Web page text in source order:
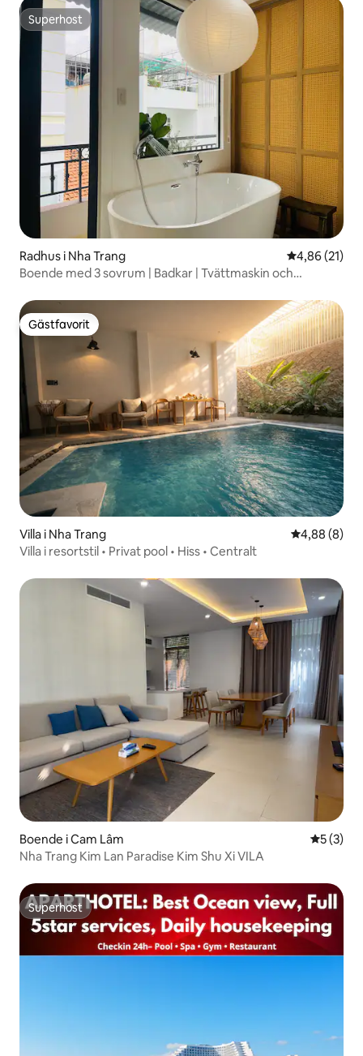
Superhost
Superhost
Radhus i Nha Trang 4,86 av 5 i
4,86 (21)
Boende med 3 sovrum | Badkar | Tvättmaskin och
Gästfavorit
Gästfavorit
Villa i Nha Trang 4,88 av 5 i
4,88 (8)
Villa i resortstil • Privat pool • Hiss • Centralt
Boende i Cam Lâm 5 av 5 i
5 (3)
Nha Trang Kim Lan Paradise Kim Shu Xi VILA
Superhost
Superhost